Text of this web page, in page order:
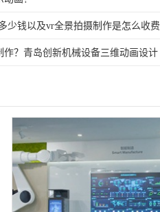
少钱以及vr全景拍摄制作是怎么收费
作？青岛创新机械设备三维动画设计